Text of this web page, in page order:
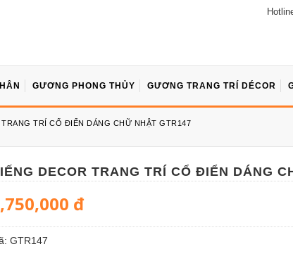
GƯƠNG PHONG THỦY GƯƠNG TRANG TRÍ DÉCOR
TRÍ CỔ ĐIỂN DÁNG CHỮ NHẬT GTR147
DECOR TRANG TRÍ CỔ ĐIỂN DÁNG
đ
GTR147